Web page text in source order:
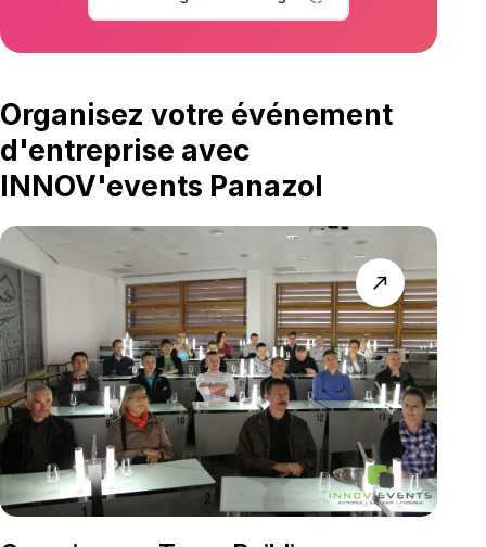
Organisez votre événement
d'entreprise avec
INNOV'events Panazol
north_east